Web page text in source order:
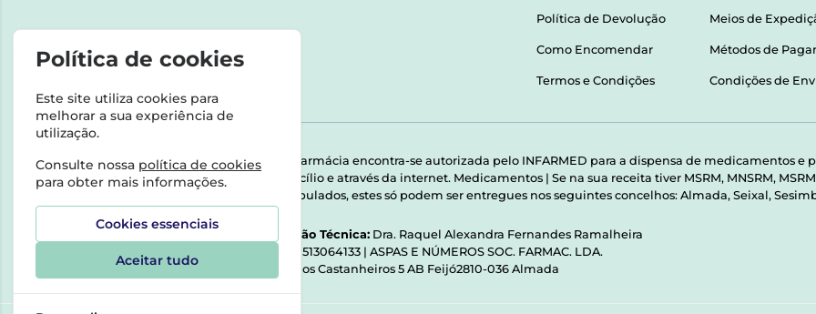
Política de Devolução
Como Encomendar
Termos e Condições
Meios de
Métodos de
Condições de
Esta farmácia encontra-se autorizada pelo INFARMED para a dispensa de medicamentos e
domicílio e através da internet. Medicamentos | Se na sua receita tiver MSRM, MNSRM,
Manipulados, estes só podem ser entregues nos seguintes concelhos: Almada, Seixal,
Direção Técnica: Dra. Raquel Alexandra Fernandes Ramalheira
513064133 | ASPAS E NÚMEROS SOC. FARMAC. LDA.
Rua dos Castanheiros 5 AB Feijó2810-036 Almada
Política de cookies
Este site utiliza cookies para
melhorar a sua experiência de
utilização.
Consulte nossa política de cookies
para obter mais informações.
Cookies essenciais
Aceitar tudo